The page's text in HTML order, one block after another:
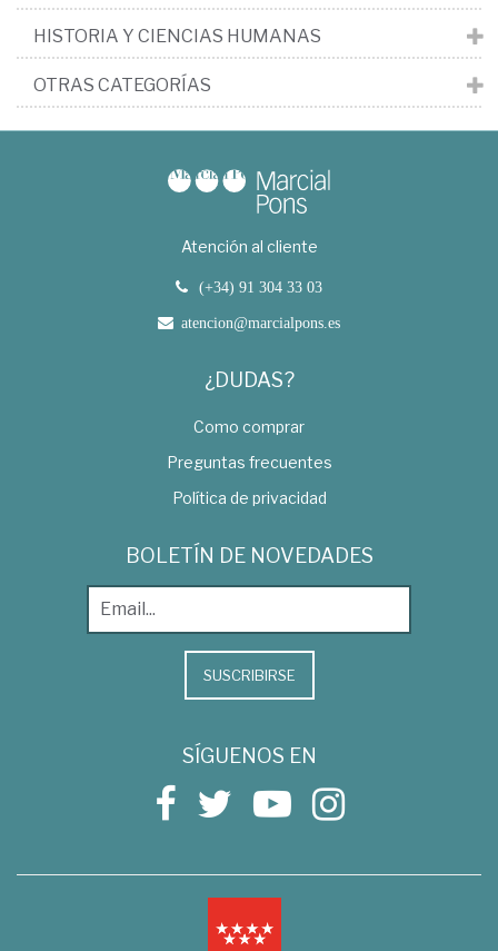
HISTORIA Y CIENCIAS HUMANAS
OTRAS CATEGORÍAS
Atención al cliente
(+34) 91 304 33 03
atencion@marcialpons.es
¿DUDAS?
Como comprar
Preguntas frecuentes
Política de privacidad
BOLETÍN DE NOVEDADES
SUSCRIBIRSE
SÍGUENOS EN